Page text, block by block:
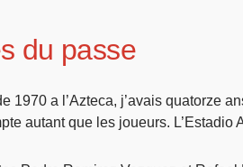
du passe
1970 a l’Azteca, j’avais quatorze
autant que les joueurs. L’Estadio